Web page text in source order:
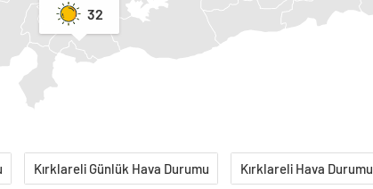
32
Kırklareli Günlük Hava Durumu Kırklareli Hava Durumu